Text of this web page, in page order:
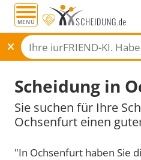
MENÜ
Scheidung in
Sie suchen für Ihre
Ochsenfurt einen
"In Ochsenfurt haben Sie